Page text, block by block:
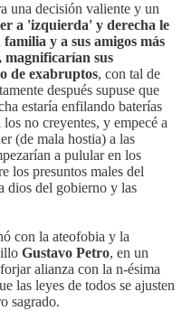
una decisión valiente y un
a 'izquierda' y derecha le
y a sus amigos más
magnificarían sus
de exabruptos, con tal de
después supuse que
estaría enfilando baterías
no creyentes, y empecé a
(de mala hostia) a las
a pulular en los
los presuntos males del
dios del gobierno y las
con la ateofobia y la
Gustavo Petro, en un
alianza con la n-ésima
las leyes de todos se ajusten
sagrado.